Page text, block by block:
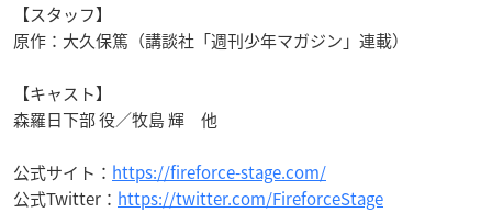
【スタッフ】
原作：大久保篤（講談社「週刊少年マガジン」連載）
【キャスト】
森羅日下部 役／牧島 輝 他
公式サイト： https://fireforce-stage.com/
公式Twitter： https://twitter.com/FireforceStage